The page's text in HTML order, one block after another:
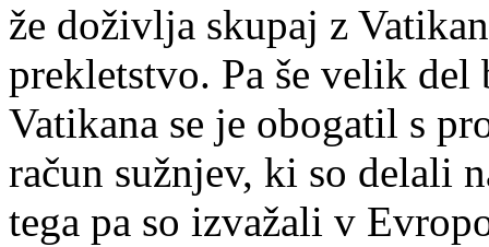
že doživlja skupaj z
prekletstvo. Pa še velik
Vatikana se je obogatil s
račun sužnjev, ki so delali
tega pa so izvažali v